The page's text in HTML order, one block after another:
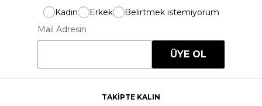
Kadın Erkek
Belirtmek istemiyorum
Mail Adresin
ÜYE OL
TAKİPTE KALIN